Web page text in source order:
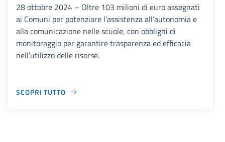
28 ottobre 2024 – Oltre 103 milioni di euro assegnati
ai Comuni per potenziare l’assistenza all’autonomia e
alla comunicazione nelle scuole, con obblighi di
monitoraggio per garantire trasparenza ed efficacia
nell’utilizzo delle risorse.
SCOPRI TUTTO